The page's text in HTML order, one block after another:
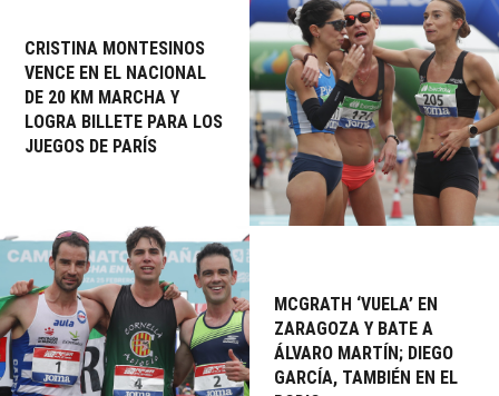
CRISTINA MONTESINOS
VENCE EN EL NACIONAL
DE 20 KM MARCHA Y
LOGRA BILLETE PARA LOS
JUEGOS DE PARÍS
MCGRATH ‘VUELA’ EN
ZARAGOZA Y BATE A
ÁLVARO MARTÍN; DIEGO
GARCÍA, TAMBIÉN EN EL